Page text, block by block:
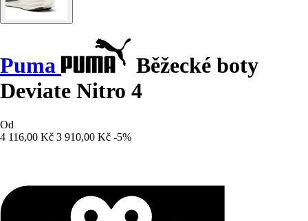
Puma
Běžecké boty
Deviate Nitro 4
Od
4 116,00 Kč 3 910,00 Kč -5%